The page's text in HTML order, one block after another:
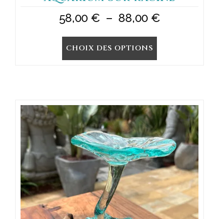
58,00 € – 88,00 €Plage
88,00 €
CHOIX DES OPTIONS